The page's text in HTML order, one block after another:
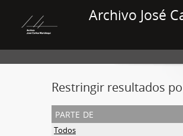
Archivo José
Restringir resultados
parte de
Todos